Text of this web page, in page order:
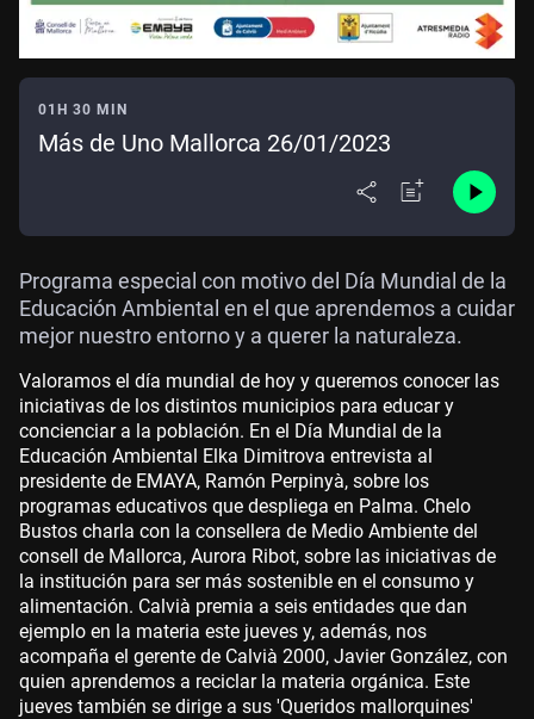
01H 30 MIN
Más de Uno Mallorca 26/01/2023
Programa especial con motivo del Día Mundial de la
Educación Ambiental en el que aprendemos a cuidar
mejor nuestro entorno y a querer la naturaleza.
Valoramos el día mundial de hoy y queremos conocer las
iniciativas de los distintos municipios para educar y
concienciar a la población. En el Día Mundial de la
Educación Ambiental Elka Dimitrova entrevista al
presidente de EMAYA, Ramón Perpinyà, sobre los
programas educativos que despliega en Palma. Chelo
Bustos charla con la consellera de Medio Ambiente del
consell de Mallorca, Aurora Ribot, sobre las iniciativas de
la institución para ser más sostenible en el consumo y
alimentación. Calvià premia a seis entidades que dan
ejemplo en la materia este jueves y, además, nos
acompaña el gerente de Calvià 2000, Javier González, con
quien aprendemos a reciclar la materia orgánica. Este
jueves también se dirige a sus 'Queridos mallorquines'